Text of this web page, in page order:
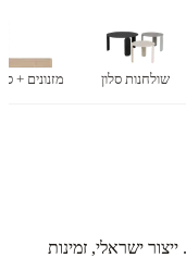
שולחנות סלון מזנונים +
ישראלי, זמינות